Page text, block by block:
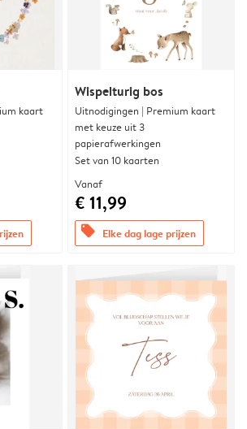
kaart
Wispelturig bos
Uitnodigingen | Premium kaart
met keuze uit 3
papierafwerkingen
Set van 10 kaarten
Vanaf
€ 11,99
offers Elke dag lage prijzen